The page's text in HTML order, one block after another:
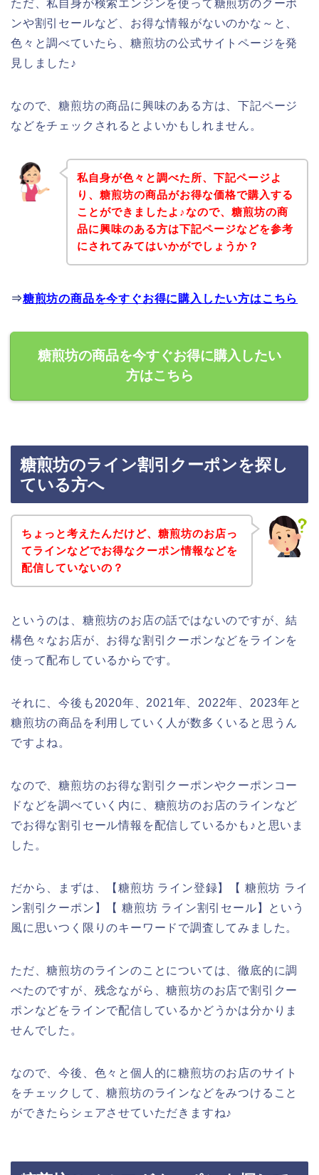
ただ、私自身が検索エンジンを使って糖煎坊のクーポ
ンや割引セールなど、お得な情報がないのかな～と、
色々と調べていたら、糖煎坊の公式サイトページを発
見しました♪
なので、糖煎坊の商品に興味のある方は、下記ページ
などをチェックされるとよいかもしれません。
私自身が色々と調べた所、下記ページよ
り、糖煎坊の商品がお得な価格で購入する
ことができましたよ♪なので、糖煎坊の商
品に興味のある方は下記ページなどを参考
にされてみてはいかがでしょうか？
⇒糖煎坊の商品を今すぐお得に購入したい方はこちら
糖煎坊の商品を今すぐお得に購入したい
方はこちら
糖煎坊のライン割引クーポンを探し
ている方へ
ちょっと考えたんだけど、糖煎坊のお店っ
てラインなどでお得なクーポン情報などを
配信していないの？
というのは、糖煎坊のお店の話ではないのですが、結
構色々なお店が、お得な割引クーポンなどをラインを
使って配布しているからです。
それに、今後も2020年、2021年、2022年、2023年と
糖煎坊の商品を利用していく人が数多くいると思うん
ですよね。
なので、糖煎坊のお得な割引クーポンやクーポンコー
ドなどを調べていく内に、糖煎坊のお店のラインなど
でお得な割引セール情報を配信しているかも♪と思いま
した。
だから、まずは、【糖煎坊 ライン登録】【 糖煎坊 ライ
ン割引クーポン】【 糖煎坊 ライン割引セール】という
風に思いつく限りのキーワードで調査してみました。
ただ、糖煎坊のラインのことについては、徹底的に調
べたのですが、残念ながら、糖煎坊のお店で割引クー
ポンなどをラインで配信しているかどうかは分かりま
せんでした。
なので、今後、色々と個人的に糖煎坊のお店のサイト
をチェックして、糖煎坊のラインなどをみつけること
ができたらシェアさせていただきますね♪